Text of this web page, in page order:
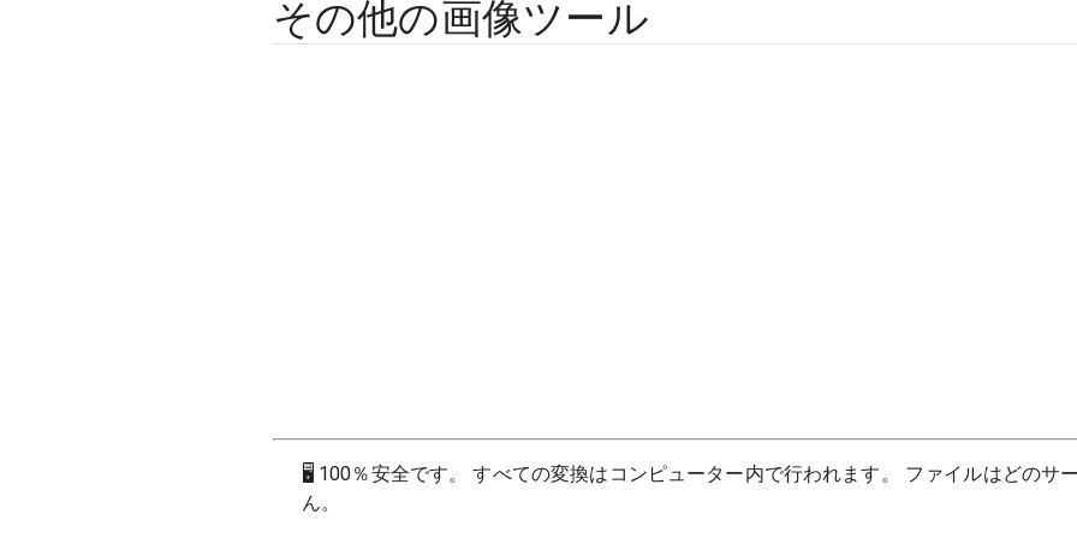
その他の画像ツール
🖥 100％安全です。 すべての変換はコンピューター内で行われます。 ファイルはどのサ
ん。